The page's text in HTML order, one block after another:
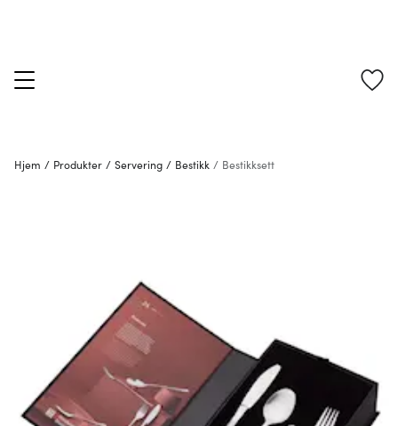
Hjem / Produkter / Servering / Bestikk / Bestikksett